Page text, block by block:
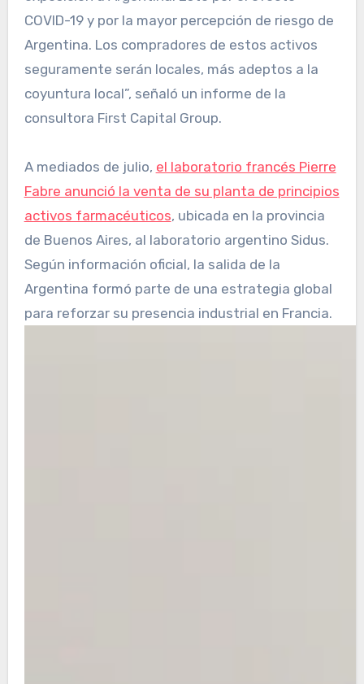
COVID-19 y por la mayor percepción de riesgo de
Argentina. Los compradores de estos activos
seguramente serán locales, más adeptos a la
coyuntura local”, señaló un informe de la
consultora First Capital Group.
A mediados de julio, el laboratorio francés Pierre
Fabre anunció la venta de su planta de principios
activos farmacéuticos, ubicada en la provincia
de Buenos Aires, al laboratorio argentino Sidus.
Según información oficial, la salida de la
Argentina formó parte de una estrategia global
para reforzar su presencia industrial en Francia.